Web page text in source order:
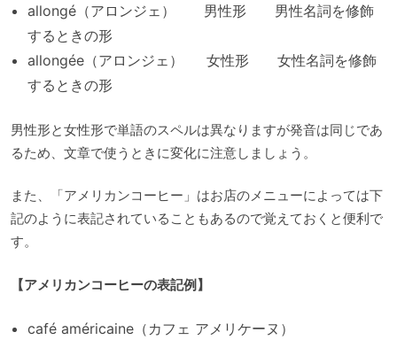
allongé（アロンジェ） 男性形 男性名詞を修飾
するときの形
allongée（アロンジェ） 女性形 女性名詞を修飾
するときの形
男性形と女性形で単語のスペルは異なりますが発音は同じであ
るため、文章で使うときに変化に注意しましょう。
また、「アメリカンコーヒー」はお店のメニューによっては下
記のように表記されていることもあるので覚えておくと便利で
す。
【アメリカンコーヒーの表記例】
café américaine（カフェ アメリケーヌ）